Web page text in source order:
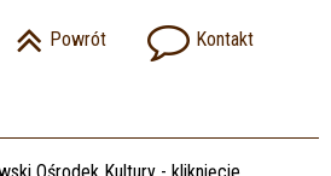
Powrót Kontakt